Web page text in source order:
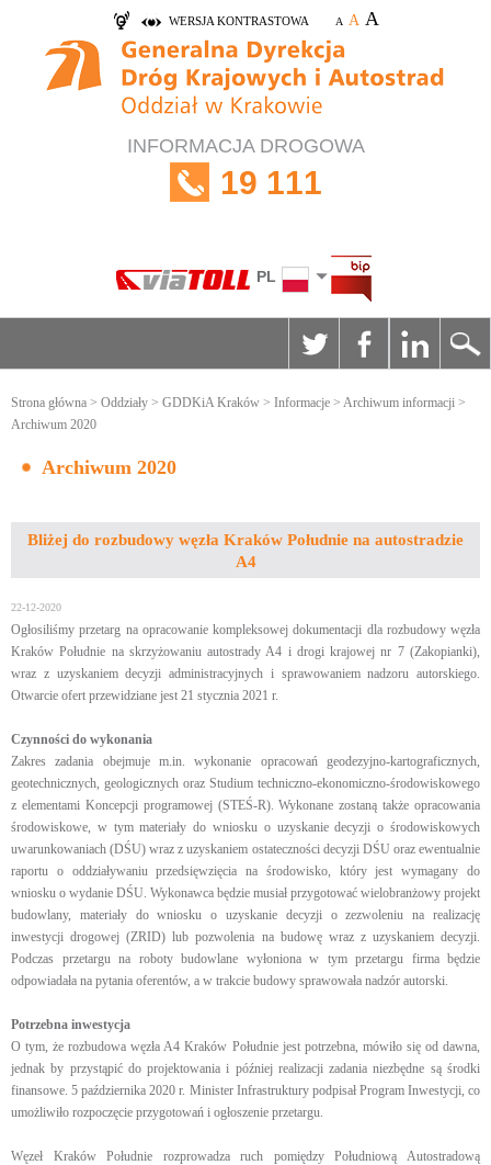
WERSJA KONTRASTOWA A A A
INFORMACJA DROGOWA
19 111
PL
Strona główna > Oddziały > GDDKiA Kraków > Informacje > Archiwum informacji >
Archiwum 2020
Archiwum 2020
Bliżej do rozbudowy węzła Kraków Południe na autostradzie
A4
22-12-2020
Ogłosiliśmy przetarg na opracowanie kompleksowej dokumentacji dla rozbudowy węzła
Kraków Południe na skrzyżowaniu autostrady A4 i drogi krajowej nr 7 (Zakopianki),
wraz z uzyskaniem decyzji administracyjnych i sprawowaniem nadzoru autorskiego.
Otwarcie ofert przewidziane jest 21 stycznia 2021 r.
Czynności do wykonania
Zakres zadania obejmuje m.in. wykonanie opracowań geodezyjno-kartograficznych,
geotechnicznych, geologicznych oraz Studium techniczno-ekonomiczno-środowiskowego
z elementami Koncepcji programowej (STEŚ-R). Wykonane zostaną także opracowania
środowiskowe, w tym materiały do wniosku o uzyskanie decyzji o środowiskowych
uwarunkowaniach (DŚU) wraz z uzyskaniem ostateczności decyzji DŚU oraz ewentualnie
raportu o oddziaływaniu przedsięwzięcia na środowisko, który jest wymagany do
wniosku o wydanie DŚU. Wykonawca będzie musiał przygotować wielobranżowy projekt
budowlany, materiały do wniosku o uzyskanie decyzji o zezwoleniu na realizację
inwestycji drogowej (ZRID) lub pozwolenia na budowę wraz z uzyskaniem decyzji.
Podczas przetargu na roboty budowlane wyłoniona w tym przetargu firma będzie
odpowiadała na pytania oferentów, a w trakcie budowy sprawowała nadzór autorski.
Potrzebna inwestycja
O tym, że rozbudowa węzła A4 Kraków Południe jest potrzebna, mówiło się od dawna,
jednak by przystąpić do projektowania i później realizacji zadania niezbędne są środki
finansowe. 5 października 2020 r. Minister Infrastruktury podpisał Program Inwestycji, co
umożliwiło rozpoczęcie przygotowań i ogłoszenie przetargu.
Węzeł Kraków Południe rozprowadza ruch pomiędzy Południową Autostradową